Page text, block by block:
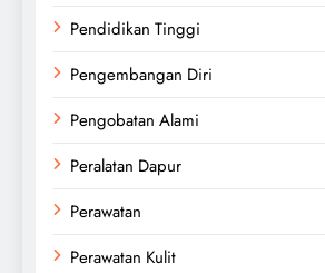
Pendidikan Tinggi
Pengembangan Diri
Pengobatan Alami
Peralatan Dapur
Perawatan
Perawatan Kulit